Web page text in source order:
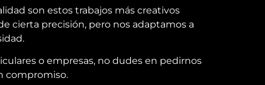
son estos trabajos más creativos
cierta precisión, pero nos adaptamos a
o empresas, no dudes en pedirnos
compromiso.